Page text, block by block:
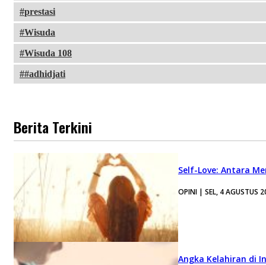
prestasi
Wisuda
Wisuda 108
#adhidjati
Berita Terkini
Self-Love: Antara
OPINI | SEL, 4 AGUSTUS
Angka Kelahiran di